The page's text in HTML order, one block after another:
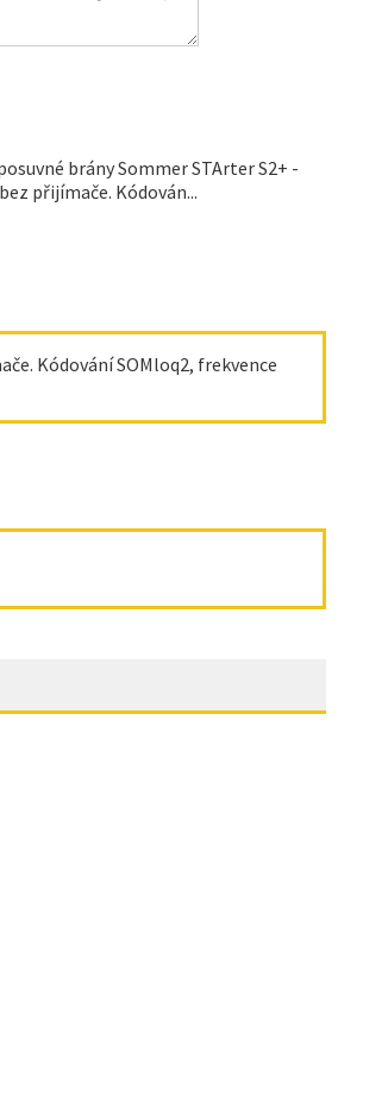
brány Sommer STArter S2+ -
přijímače. Kódován...
Kódování SOMloq2, frekvence